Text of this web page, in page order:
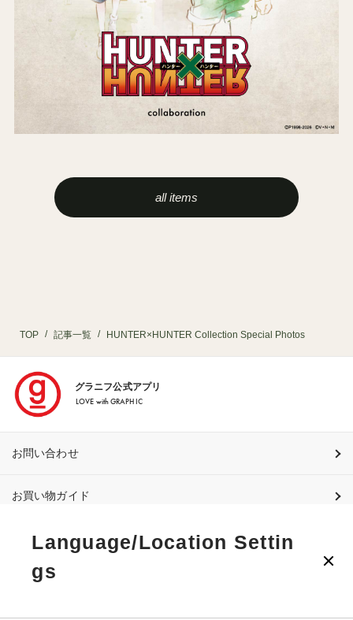
all items
TOP 記事一覧 HUNTER×HUNTER Collection Special Photos
グラニフ公式アプリ
LOVE with GRAPHIC
お問い合わせ
お買い物ガイド
店舗検索
Language/Location Settin
gs